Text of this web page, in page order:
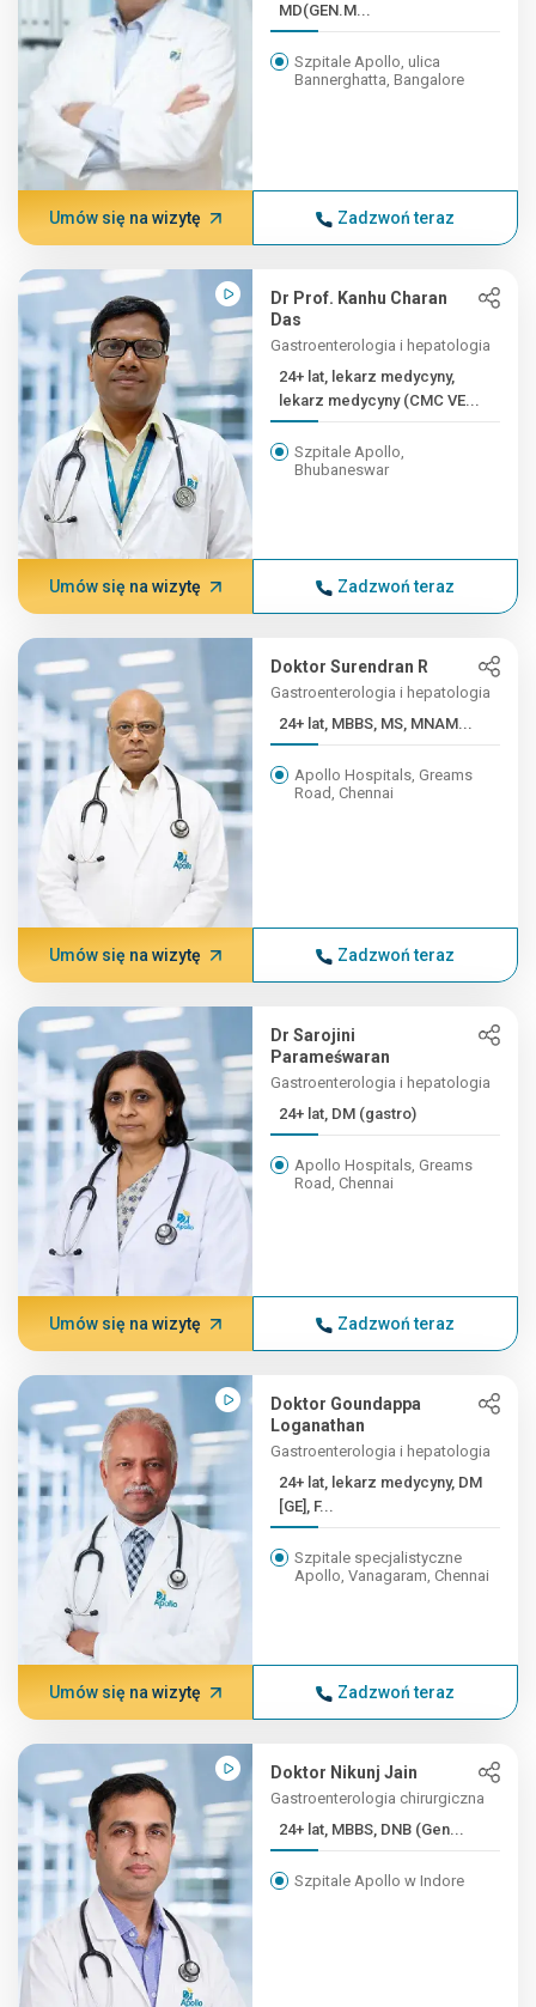
MD(GEN.M...
Szpitale Apollo, ulica
Bannerghatta, Bangalore
Umów się na wizytę Zadzwoń teraz
Dr Prof. Kanhu Charan
Das
Gastroenterologia i hepatologia
24+ lat, lekarz medycyny,
lekarz medycyny (CMC VE...
Szpitale Apollo,
Bhubaneswar
Umów się na wizytę Zadzwoń teraz
Doktor Surendran R
Gastroenterologia i hepatologia
24+ lat, MBBS, MS, MNAM...
Apollo Hospitals, Greams
Road, Chennai
Umów się na wizytę Zadzwoń teraz
Dr Sarojini
Parameśwaran
Gastroenterologia i hepatologia
24+ lat, DM (gastro)
Apollo Hospitals, Greams
Road, Chennai
Umów się na wizytę Zadzwoń teraz
Doktor Goundappa
Loganathan
Gastroenterologia i hepatologia
24+ lat, lekarz medycyny, DM
[GE], F...
Szpitale specjalistyczne
Apollo, Vanagaram, Chennai
Umów się na wizytę Zadzwoń teraz
Doktor Nikunj Jain
Gastroenterologia chirurgiczna
24+ lat, MBBS, DNB (Gen...
Szpitale Apollo w Indore